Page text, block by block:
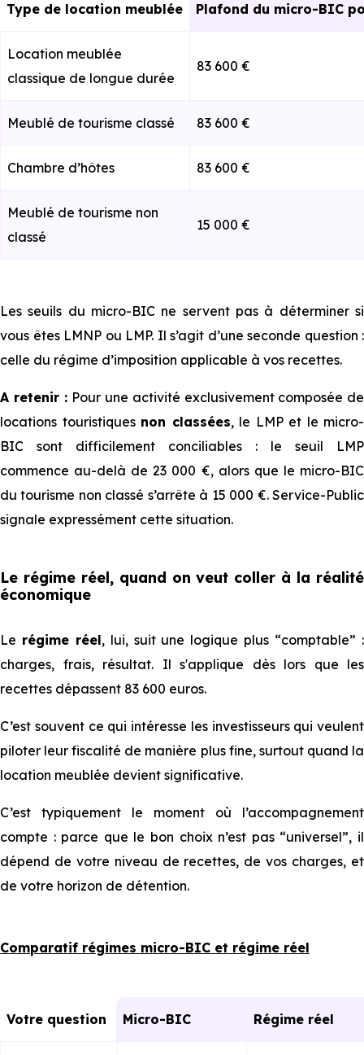
Type de location meublée Plafond du micro-BIC
Location meublée
classique de longue durée
83 600 €
Meublé de tourisme classé 83 600 €
Chambre d’hôtes 83 600 €
Meublé de tourisme non
classé
15 000 €
Les seuils du micro-BIC ne servent pas à déterminer si
vous êtes LMNP ou LMP. Il s’agit d’une seconde question :
celle du régime d’imposition applicable à vos recettes.
A retenir : Pour une activité exclusivement composée de
locations touristiques non classées, le LMP et le micro-
BIC sont difficilement conciliables : le seuil LMP
commence au-delà de 23 000 €, alors que le micro-BIC
du tourisme non classé s’arrête à 15 000 €. Service-Public
signale expressément cette situation.
Le régime réel, quand on veut coller à la réalité
économique
Le régime réel, lui, suit une logique plus “comptable” :
charges, frais, résultat. Il s'applique dès lors que les
recettes dépassent 83 600 euros.
C’est souvent ce qui intéresse les investisseurs qui veulent
piloter leur fiscalité de manière plus fine, surtout quand la
location meublée devient significative.
C’est typiquement le moment où l’accompagnement
compte : parce que le bon choix n’est pas “universel”, il
dépend de votre niveau de recettes, de vos charges, et
de votre horizon de détention.
Comparatif régimes micro-BIC et régime réel
Votre question Micro-BIC Régime réel